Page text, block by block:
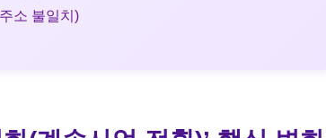
소 불일치)